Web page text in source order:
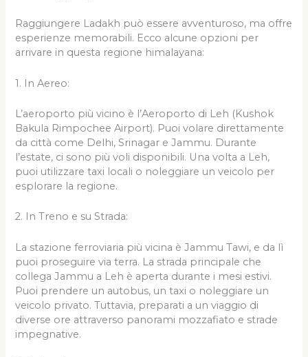
Raggiungere Ladakh può essere avventuroso, ma offre
esperienze memorabili. Ecco alcune opzioni per
arrivare in questa regione himalayana:
1. In Aereo:
L’aeroporto più vicino è l’Aeroporto di Leh (Kushok
Bakula Rimpochee Airport). Puoi volare direttamente
da città come Delhi, Srinagar e Jammu. Durante
l’estate, ci sono più voli disponibili. Una volta a Leh,
puoi utilizzare taxi locali o noleggiare un veicolo per
esplorare la regione.
2. In Treno e su Strada:
La stazione ferroviaria più vicina è Jammu Tawi, e da lì
puoi proseguire via terra. La strada principale che
collega Jammu a Leh è aperta durante i mesi estivi.
Puoi prendere un autobus, un taxi o noleggiare un
veicolo privato. Tuttavia, preparati a un viaggio di
diverse ore attraverso panorami mozzafiato e strade
impegnative.